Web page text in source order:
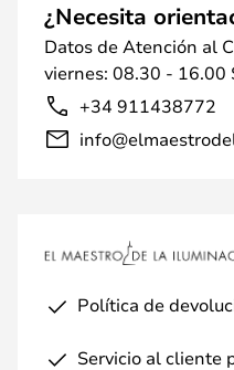
¿Necesita
Datos de Atención al
viernes: 08.30 - 16.00
+34 911438772
Política de
Servicio al cliente